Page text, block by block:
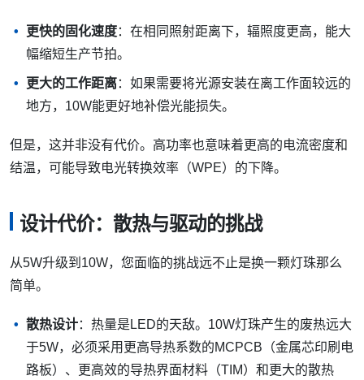
更快的固化速度：在相同照射距离下，辐照度更高，能大
幅缩短生产节拍。
更大的工作距离：如果需要将光源安装在离工作面较远的
地方，10W能更好地补偿光能损失。
但是，这并非没有代价。高功率也意味着更高的电流密度和
结温，可能导致电光转换效率（WPE）的下降。
设计代价：散热与驱动的挑战
从5W升级到10W，您面临的挑战远不止是换一颗灯珠那么
简单。
散热设计：热量是LED的天敌。10W灯珠产生的废热远大
于5W，必须采用更高导热系数的MCPCB（金属芯印刷电
路板）、更高效的导热界面材料（TIM）和更大的散热